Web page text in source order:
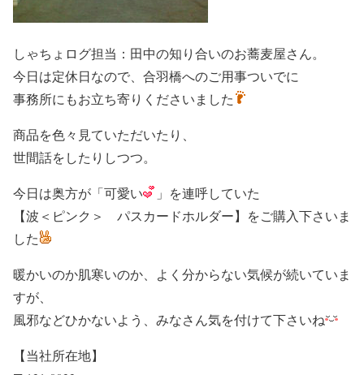
しゃちょログ担当：田中の知り合いのお蕎麦屋さん。
今日は定休日なので、合羽橋へのご用事ついでに
事務所にもお立ち寄りくださいました
商品を色々見ていただいたり、
世間話をしたりしつつ。
今日は奥方が「可愛い
」を連呼していた
【波＜ピンク＞ パスカードホルダー】をご購入下さいま
した
暖かいのか肌寒いのか、よく分からない気候が続いていま
すが、
風邪などひかないよう、みなさん気を付けて下さいね
【当社所在地】